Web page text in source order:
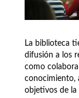
La biblioteca
difusión a los
como
conocimiento,
objetivos de la